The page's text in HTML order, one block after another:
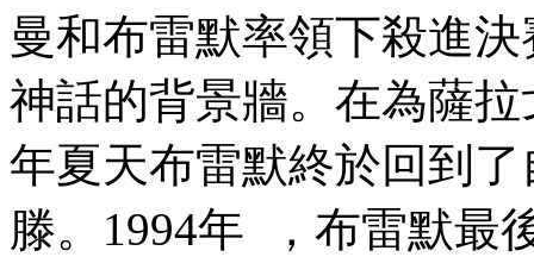
曼和布雷默率領下殺進決賽
神話的背景牆。在為薩
年夏天布雷默終於回到
滕。1994年  ，布雷